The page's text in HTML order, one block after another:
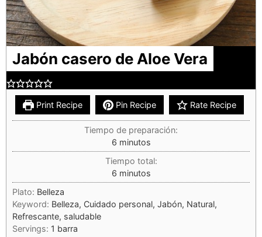
Jabón casero de Aloe Vera
Print Recipe Pin Recipe Rate Recipe
Tiempo de preparación:
6 minutos
Tiempo total:
6 minutos
Plato: Belleza
Keyword: Belleza, Cuidado personal, Jabón, Natural,
Refrescante, saludable
Servings: 1 barra